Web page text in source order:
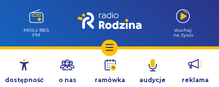
Przejdź
treści
Milicz 88.5
FM
słuchaj
na żywo
dostępność o nas ramówka audycje reklama